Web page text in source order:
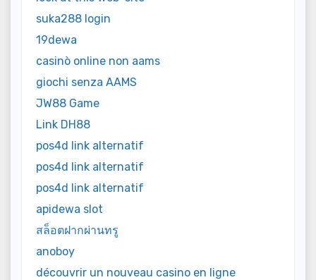
suka288 login
19dewa
casinò online non aams
giochi senza AAMS
JW88 Game
Link DH88
pos4d link alternatif
pos4d link alternatif
pos4d link alternatif
apidewa slot
สล็อตฝากผ่านทรู
anoboy
découvrir un nouveau casino en ligne